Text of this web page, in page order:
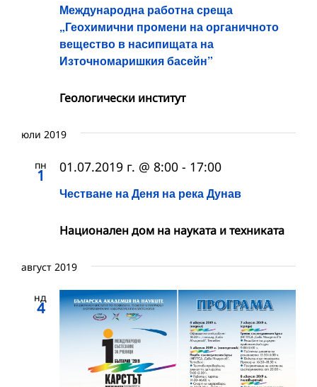
Международна работна среща
„Геохимични промени на органичното
вещество в насипищата на
Източномаришкия басейн”
Геологически институт
юли 2019
пн
1
Честване на Деня на река Дунав
01.07.2019 г. @ 8:00 - 17:00
Национален дом на науката и техниката
август 2019
нд
4